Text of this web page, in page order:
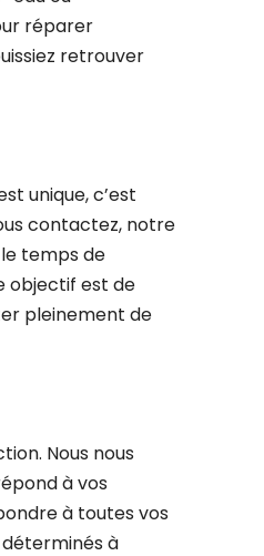
réparer
retrouver
unique, c’est
contactez, notre
temps de
objectif est de
pleinement de
Nous nous
à vos
à toutes vos
à